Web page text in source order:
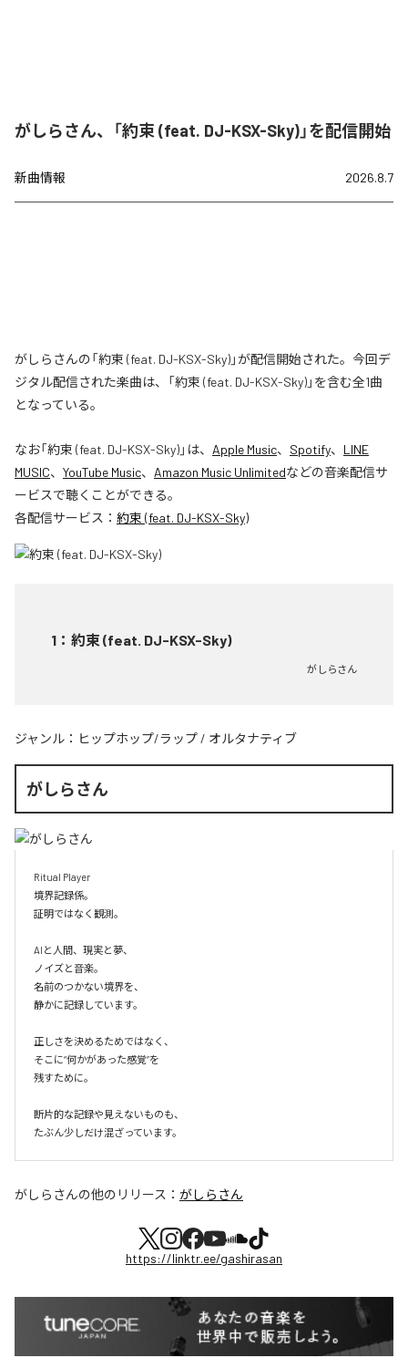
がしらさん、「約束 (feat. DJ-KSX-Sky)」を配信開始
新曲情報 2026.8.7
がしらさんの「約束 (feat. DJ-KSX-Sky)」が配信開始された。今回デ
ジタル配信された楽曲は、「約束 (feat. DJ-KSX-Sky)」を含む全1曲
となっている。
なお「約束 (feat. DJ-KSX-Sky)」は、 Apple Music、 Spotify、 LINE
MUSIC、 YouTube Music、 Amazon Music Unlimitedなどの音楽配信サ
ービスで聴くことができる。
各配信サービス： 約束 (feat. DJ-KSX-Sky)
1 ： 約束 (feat. DJ-KSX-Sky)
がしらさん
ジャンル： ヒップホップ/ラップ / オルタナティブ
がしらさん
Ritual Player
境界記録係。
証明ではなく観測。
AIと人間、現実と夢、
ノイズと音楽。
名前のつかない境界を、
静かに記録しています。
正しさを決めるためではなく、
そこに“何かがあった感覚”を
残すために。
断片的な記録や見えないものも、
たぶん少しだけ混ざっています。
がしらさんの他のリリース： がしらさん
https://linktr.ee/gashirasan